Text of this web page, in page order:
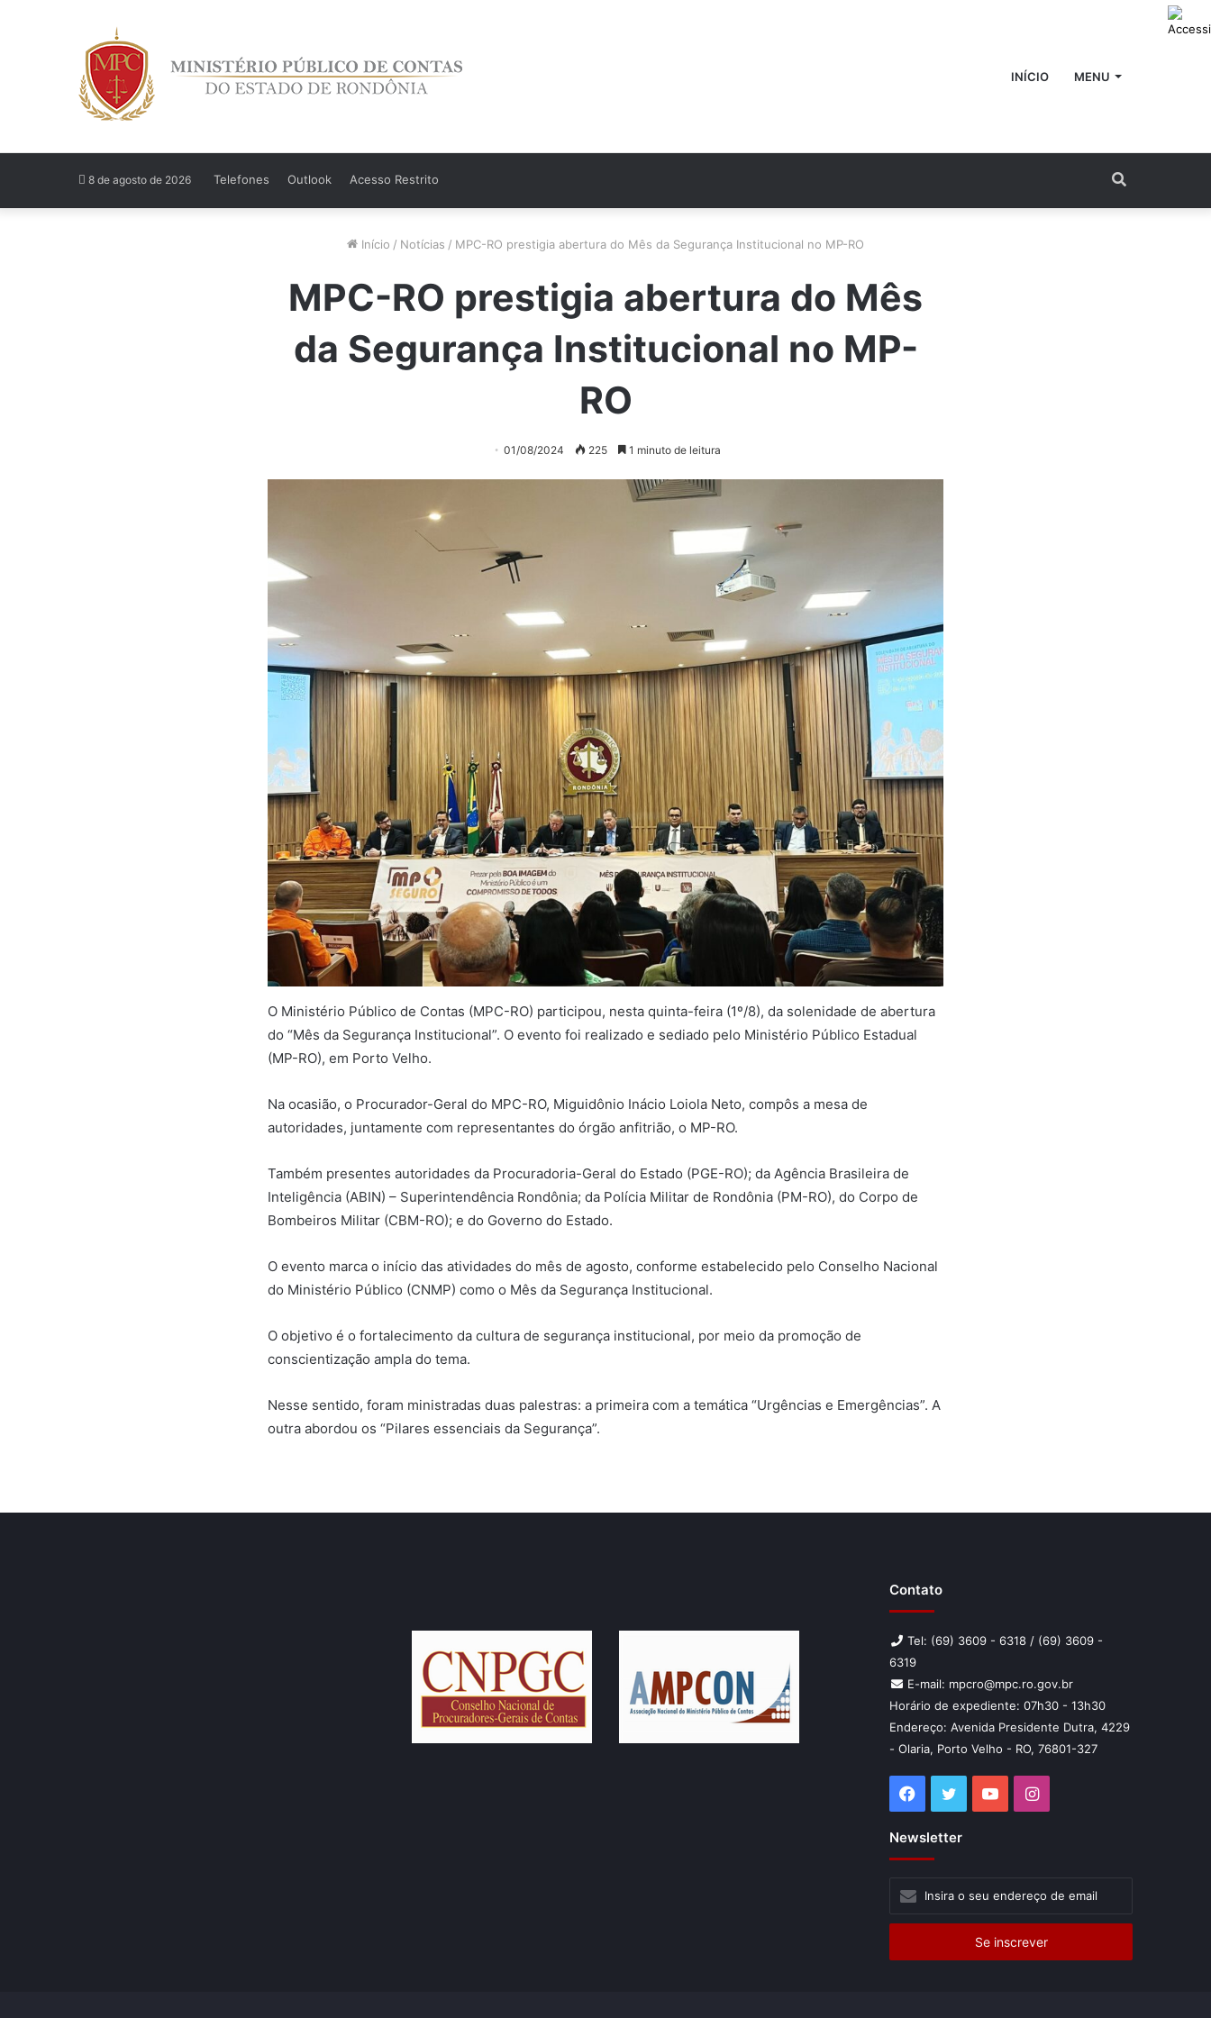
INÍCIO MENU
8 de agosto de 2026 Telefones Outlook Acesso Restrito
Início / Notícias / MPC-RO prestigia abertura do Mês da Segurança Institucional no MP-RO
MPC-RO prestigia abertura do Mês
da Segurança Institucional no MP-
RO
01/08/2024 225 1 minuto de leitura
O Ministério Público de Contas (MPC-RO) participou, nesta quinta-feira (1º/8), da solenidade de abertura
do “Mês da Segurança Institucional”. O evento foi realizado e sediado pelo Ministério Público Estadual
(MP-RO), em Porto Velho.
Na ocasião, o Procurador-Geral do MPC-RO, Miguidônio Inácio Loiola Neto, compôs a mesa de
autoridades, juntamente com representantes do órgão anfitrião, o MP-RO.
Também presentes autoridades da Procuradoria-Geral do Estado (PGE-RO); da Agência Brasileira de
Inteligência (ABIN) – Superintendência Rondônia; da Polícia Militar de Rondônia (PM-RO), do Corpo de
Bombeiros Militar (CBM-RO); e do Governo do Estado.
O evento marca o início das atividades do mês de agosto, conforme estabelecido pelo Conselho Nacional
do Ministério Público (CNMP) como o Mês da Segurança Institucional.
O objetivo é o fortalecimento da cultura de segurança institucional, por meio da promoção de
conscientização ampla do tema.
Nesse sentido, foram ministradas duas palestras: a primeira com a temática “Urgências e Emergências”. A
outra abordou os “Pilares essenciais da Segurança”.
Contato
Tel: (69) 3609 - 6318 / (69) 3609 -
6319
E-mail: mpcro@mpc.ro.gov.br
Horário de expediente: 07h30 - 13h30
Endereço: Avenida Presidente Dutra, 4229
- Olaria, Porto Velho - RO, 76801-327
Facebook
TwitterYouTubeInstagram
Newsletter
seu
de